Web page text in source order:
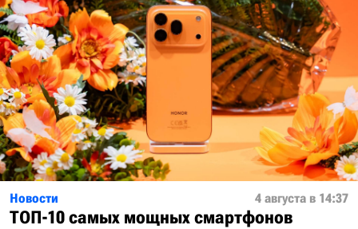
Новости 4 августа в 14:37
ТОП-10 самых мощных смартфонов